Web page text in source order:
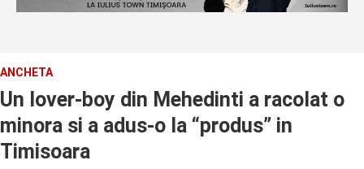
ANCHETA
Un lover-boy din Mehedinti a racolat o
minora si a adus-o la “produs” in
Timisoara